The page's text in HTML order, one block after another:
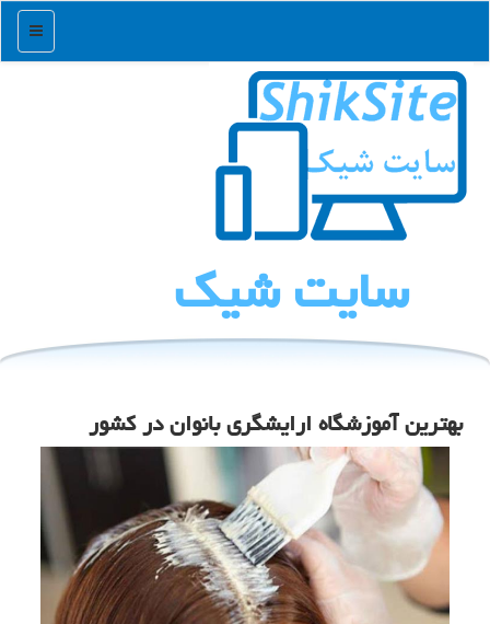
منو
سایت شیك
بهترین آموزشگاه ارایشگری بانوان در كشور